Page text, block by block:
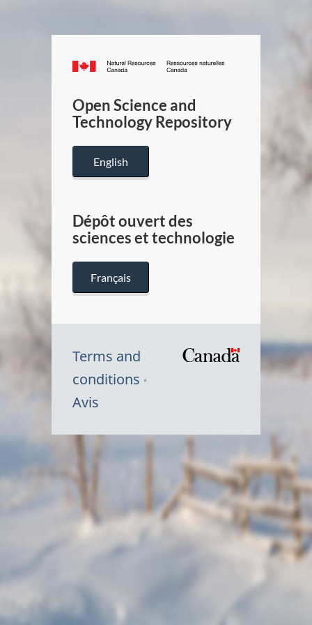
Canada.ca
/
Canada
Open Science and
Technology Repository
English
Dépôt ouvert des
sciences et technologie
Français
Terms and
conditions
Avis
Symbole
Canada